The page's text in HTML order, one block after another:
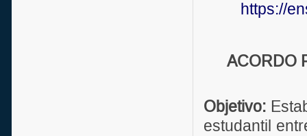
https://
ACORDO
Objetivo:
estudantil